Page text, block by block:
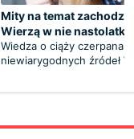
Mity na temat
Wierzą w nie nastolatki
Wiedza o ciąży czerpana z
niewiarygodnych źródeł W